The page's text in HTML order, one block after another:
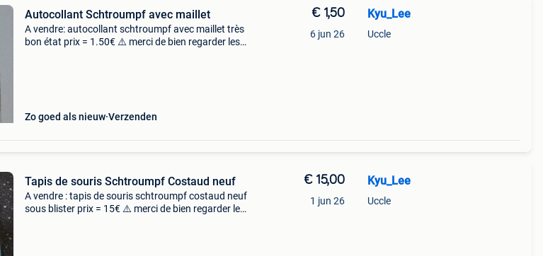
Autocollant Schtroumpf avec maillet
A vendre: autocollant schtroumpf avec maillet très
bon état prix = 1.50€ ⚠️ merci de bien regarder les
Zo goed als nieuw Verzenden
€ 1,50
6 jun 26
Kyu_Lee
Uccle
Tapis de souris Schtroumpf Costaud neuf
A vendre : tapis de souris schtroumpf costaud neuf
sous blister prix = 15€ ⚠️ merci de bien regarder les
€ 15,00
1 jun 26
Kyu_Lee
Uccle